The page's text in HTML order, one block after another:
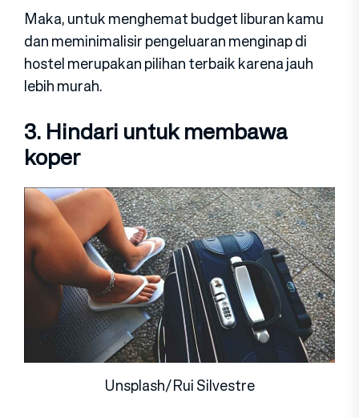
Maka, untuk menghemat budget liburan kamu
dan meminimalisir pengeluaran menginap di
hostel merupakan pilihan terbaik karena jauh
lebih murah.
3. Hindari untuk membawa
koper
Unsplash/Rui Silvestre